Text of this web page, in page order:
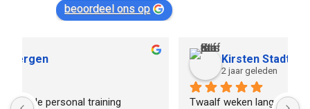
beoordeel ons op
Twaalf weken lang heb ik met ontzettend veel